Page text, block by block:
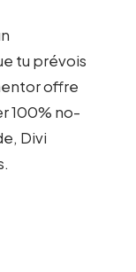
tu prévois
offre
100% no-
Divi